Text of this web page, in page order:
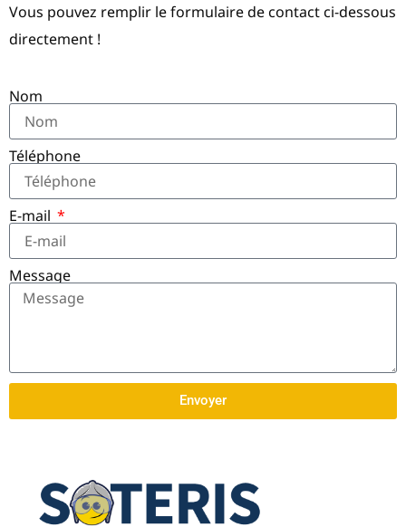
Vous pouvez remplir le formulaire de contact ci-dessous
directement !
Nom
Téléphone
E-mail
Message
Envoyer